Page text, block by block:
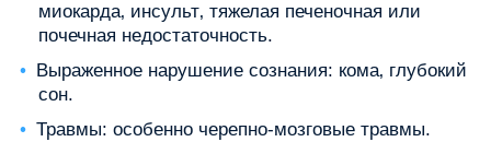
миокарда‚ инсульт‚ тяжелая печеночная или
почечная недостаточность.
Выраженное нарушение сознания: кома‚ глубокий
сон.
Травмы: особенно черепно-мозговые травмы.